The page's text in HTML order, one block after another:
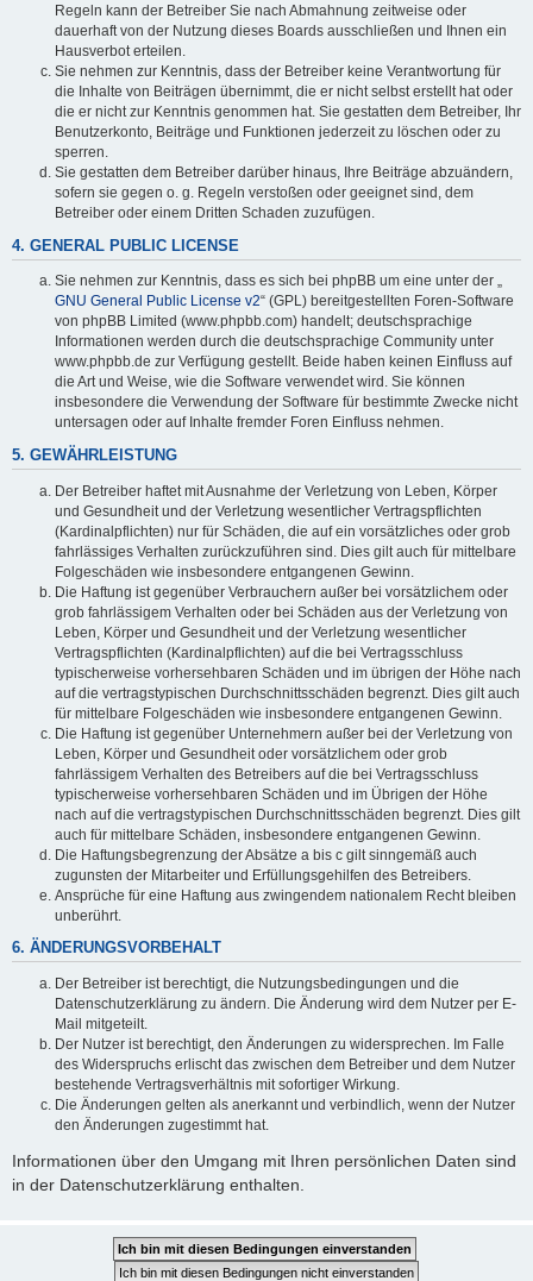
Regeln kann der Betreiber Sie nach Abmahnung zeitweise oder
dauerhaft von der Nutzung dieses Boards ausschließen und Ihnen ein
Hausverbot erteilen.
Sie nehmen zur Kenntnis, dass der Betreiber keine Verantwortung für
die Inhalte von Beiträgen übernimmt, die er nicht selbst erstellt hat oder
die er nicht zur Kenntnis genommen hat. Sie gestatten dem Betreiber, Ihr
Benutzerkonto, Beiträge und Funktionen jederzeit zu löschen oder zu
sperren.
Sie gestatten dem Betreiber darüber hinaus, Ihre Beiträge abzuändern,
sofern sie gegen o. g. Regeln verstoßen oder geeignet sind, dem
Betreiber oder einem Dritten Schaden zuzufügen.
4. GENERAL PUBLIC LICENSE
Sie nehmen zur Kenntnis, dass es sich bei phpBB um eine unter der „
GNU General Public License v2“ (GPL) bereitgestellten Foren-Software
von phpBB Limited (www.phpbb.com) handelt; deutschsprachige
Informationen werden durch die deutschsprachige Community unter
www.phpbb.de zur Verfügung gestellt. Beide haben keinen Einfluss auf
die Art und Weise, wie die Software verwendet wird. Sie können
insbesondere die Verwendung der Software für bestimmte Zwecke nicht
untersagen oder auf Inhalte fremder Foren Einfluss nehmen.
5. GEWÄHRLEISTUNG
Der Betreiber haftet mit Ausnahme der Verletzung von Leben, Körper
und Gesundheit und der Verletzung wesentlicher Vertragspflichten
(Kardinalpflichten) nur für Schäden, die auf ein vorsätzliches oder grob
fahrlässiges Verhalten zurückzuführen sind. Dies gilt auch für mittelbare
Folgeschäden wie insbesondere entgangenen Gewinn.
Die Haftung ist gegenüber Verbrauchern außer bei vorsätzlichem oder
grob fahrlässigem Verhalten oder bei Schäden aus der Verletzung von
Leben, Körper und Gesundheit und der Verletzung wesentlicher
Vertragspflichten (Kardinalpflichten) auf die bei Vertragsschluss
typischerweise vorhersehbaren Schäden und im übrigen der Höhe nach
auf die vertragstypischen Durchschnittsschäden begrenzt. Dies gilt auch
für mittelbare Folgeschäden wie insbesondere entgangenen Gewinn.
Die Haftung ist gegenüber Unternehmern außer bei der Verletzung von
Leben, Körper und Gesundheit oder vorsätzlichem oder grob
fahrlässigem Verhalten des Betreibers auf die bei Vertragsschluss
typischerweise vorhersehbaren Schäden und im Übrigen der Höhe
nach auf die vertragstypischen Durchschnittsschäden begrenzt. Dies gilt
auch für mittelbare Schäden, insbesondere entgangenen Gewinn.
Die Haftungsbegrenzung der Absätze a bis c gilt sinngemäß auch
zugunsten der Mitarbeiter und Erfüllungsgehilfen des Betreibers.
Ansprüche für eine Haftung aus zwingendem nationalem Recht bleiben
unberührt.
6. ÄNDERUNGSVORBEHALT
Der Betreiber ist berechtigt, die Nutzungsbedingungen und die
Datenschutzerklärung zu ändern. Die Änderung wird dem Nutzer per E-
Mail mitgeteilt.
Der Nutzer ist berechtigt, den Änderungen zu widersprechen. Im Falle
des Widerspruchs erlischt das zwischen dem Betreiber und dem Nutzer
bestehende Vertragsverhältnis mit sofortiger Wirkung.
Die Änderungen gelten als anerkannt und verbindlich, wenn der Nutzer
den Änderungen zugestimmt hat.
Informationen über den Umgang mit Ihren persönlichen Daten sind
in der Datenschutzerklärung enthalten.